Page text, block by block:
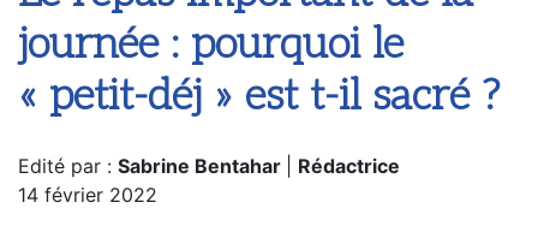
journée : pourquoi le
« petit-déj » est t-il sacré ?
Edité par : Sabrine Bentahar
Rédactrice
14 février 2022